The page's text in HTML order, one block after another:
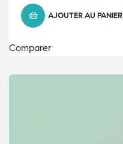
AJOUTER AU PANIER
Comparer